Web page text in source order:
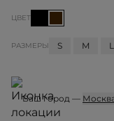
ЦВЕТ
РАЗМЕРЫ S M L
Ваш город —